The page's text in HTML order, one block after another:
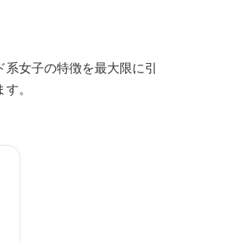
女子の特徴を最大限に引
。